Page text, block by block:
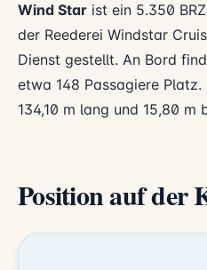
Wind Star ist ein 5.350
der Reederei Windstar
Dienst gestellt. An Bord
etwa 148 Passagiere
134,10 m lang und 15,80 m
Position auf der